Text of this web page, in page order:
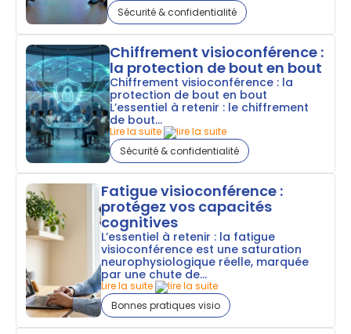
Sécurité & confidentialité
Chiffrement visioconférence :
la protection de bout en bout
Chiffrement visioconférence : la
protection de bout en bout
L’essentiel à retenir : le chiffrement
de bout...
Lire la suite
Sécurité & confidentialité
Fatigue visioconférence :
protégez vos capacités
cognitives
L’essentiel à retenir : la fatigue
visioconférence est une saturation
neurophysiologique réelle, marquée
par une chute de...
Lire la suite
Bonnes pratiques visio